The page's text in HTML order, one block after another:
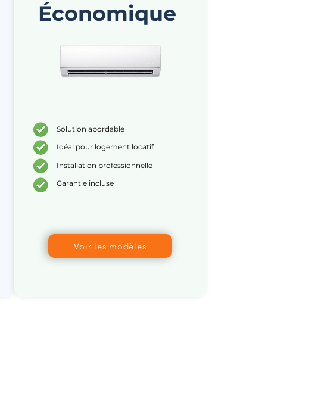
Économique
Solution abordable
Idéal pour logement locatif
Installation professionnelle
Garantie incluse
Voir les modèles